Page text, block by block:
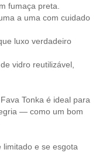
fumaça preta.
a uma com cuidado
luxo verdadeiro
vidro reutilizável,
Tonka é ideal para
— como um bom
e se esgota